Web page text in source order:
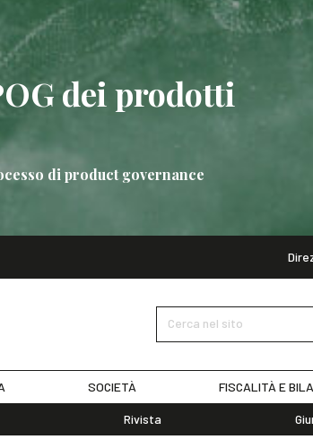
dei prodotti
di product governance
sulla POG dei prodotti bancari SCOPRI I
Cerca nel sito
SOCIETÀ FISCALITÀ E
Rivista